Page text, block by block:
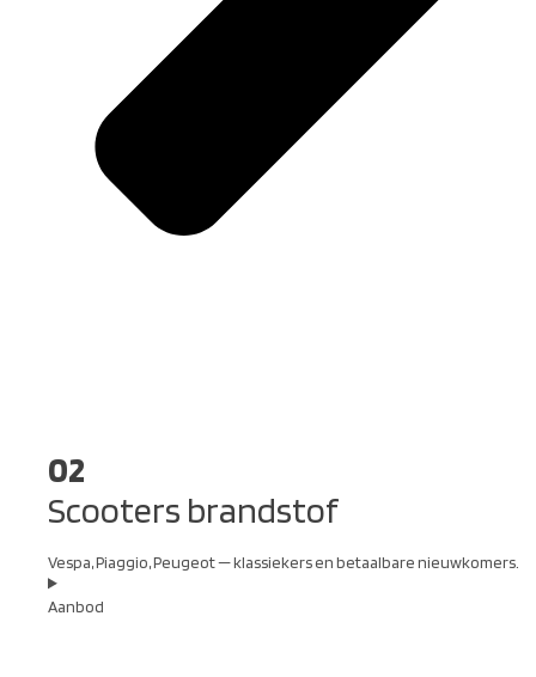
02
Scooters brandstof
Vespa, Piaggio, Peugeot — klassiekers en betaalbare nieuwkomers.
Aanbod